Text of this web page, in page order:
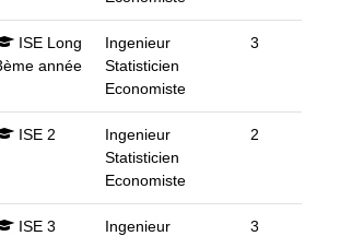
ISE Long
année
Ingenieur
Statisticien
Economiste
3
ISE 2
Ingenieur
Statisticien
Economiste
2
ISE 3
Ingenieur
3